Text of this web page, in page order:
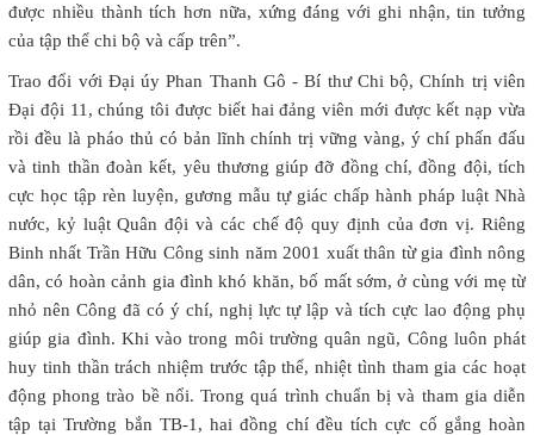
được nhiều thành tích hơn nữa, xứng đáng với ghi nhận, tin tưởng
của tập thể chi bộ và cấp trên”.
Trao đổi với Đại úy Phan Thanh Gô - Bí thư Chi bộ, Chính trị viên
Đại đội 11, chúng tôi được biết hai đảng viên mới được kết nạp vừa
rồi đều là pháo thủ có bản lĩnh chính trị vững vàng, ý chí phấn đấu
và tinh thần đoàn kết, yêu thương giúp đỡ đồng chí, đồng đội, tích
cực học tập rèn luyện, gương mẫu tự giác chấp hành pháp luật Nhà
nước, kỷ luật Quân đội và các chế độ quy định của đơn vị. Riêng
Binh nhất Trần Hữu Công sinh năm 2001 xuất thân từ gia đình nông
dân, có hoàn cảnh gia đình khó khăn, bố mất sớm, ở cùng với mẹ từ
nhỏ nên Công đã có ý chí, nghị lực tự lập và tích cực lao động phụ
giúp gia đình. Khi vào trong môi trường quân ngũ, Công luôn phát
huy tinh thần trách nhiệm trước tập thể, nhiệt tình tham gia các hoạt
động phong trào bề nổi. Trong quá trình chuẩn bị và tham gia diễn
tập tại Trường bắn TB-1, hai đồng chí đều tích cực cố gắng hoàn